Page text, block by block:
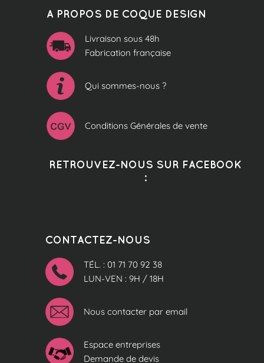
A PROPOS DE COQUE DESIGN
Livraison sous 48h
Fabrication française
Qui sommes-nous ?
Conditions Générales de vente
RETROUVEZ-NOUS SUR FACEBOOK
:
CONTACTEZ-NOUS
TÉL. : 01 71 70 92 38
LUN-VEN : 9H / 18H
Nous contacter par email
Espace entreprises
Demande de devis